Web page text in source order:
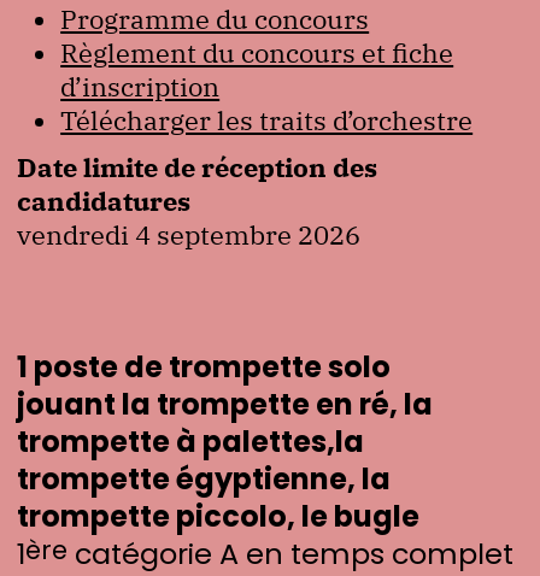
Programme du concours
Règlement du concours et fiche
d’inscription
Télécharger les traits d’orchestre
Date limite de réception des
candidatures
vendredi 4 septembre 2026
1 poste de trompette solo
jouant la trompette en ré, la
trompette à palettes,la
trompette égyptienne, la
trompette piccolo, le bugle
1ère catégorie A en temps complet